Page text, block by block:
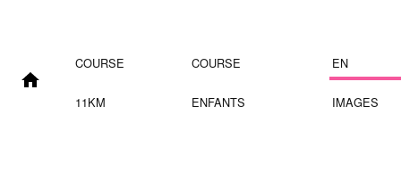
COURSE
11KM
COURSE
ENFANTS
EN
IMAGES